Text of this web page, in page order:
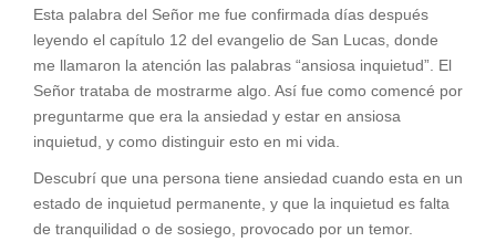
Esta palabra del Señor me fue confirmada días después
leyendo el capítulo 12 del evangelio de San Lucas, donde
me llamaron la atención las palabras “ansiosa inquietud”. El
Señor trataba de mostrarme algo. Así fue como comencé por
preguntarme que era la ansiedad y estar en ansiosa
inquietud, y como distinguir esto en mi vida.
Descubrí que una persona tiene ansiedad cuando esta en un
estado de inquietud permanente, y que la inquietud es falta
de tranquilidad o de sosiego, provocado por un temor.